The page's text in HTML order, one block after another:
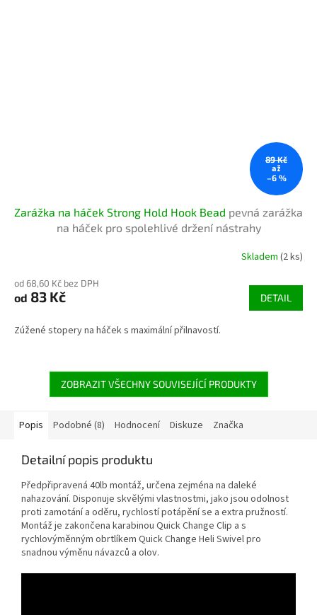
89 Kč
až
–6 %
Zarážka na háček Strong Hold Hook Bead pevná zarážka
na háček pro spolehlivé držení nástrahy
Skladem (2 ks)
od 68,60 Kč bez DPH
od 83 Kč DETAIL
Zúžené stopery na háček s maximální přilnavostí.
ZOBRAZIT VŠECHNY SOUVISEJÍCÍ PRODUKTY
Popis Podobné (8) Hodnocení Diskuze Značka
Detailní popis produktu
Předpřipravená 40lb montáž, určena zejména na daleké
nahazování. Disponuje skvělými vlastnostmi, jako jsou odolnost
proti zamotání a oděru, rychlostí potápění se a extra pružností.
Montáž je zakončena karabinou Quick Change Clip a s
rychlovýměnným obrtlíkem Quick Change Heli Swivel pro
snadnou výměnu návazců a olov.